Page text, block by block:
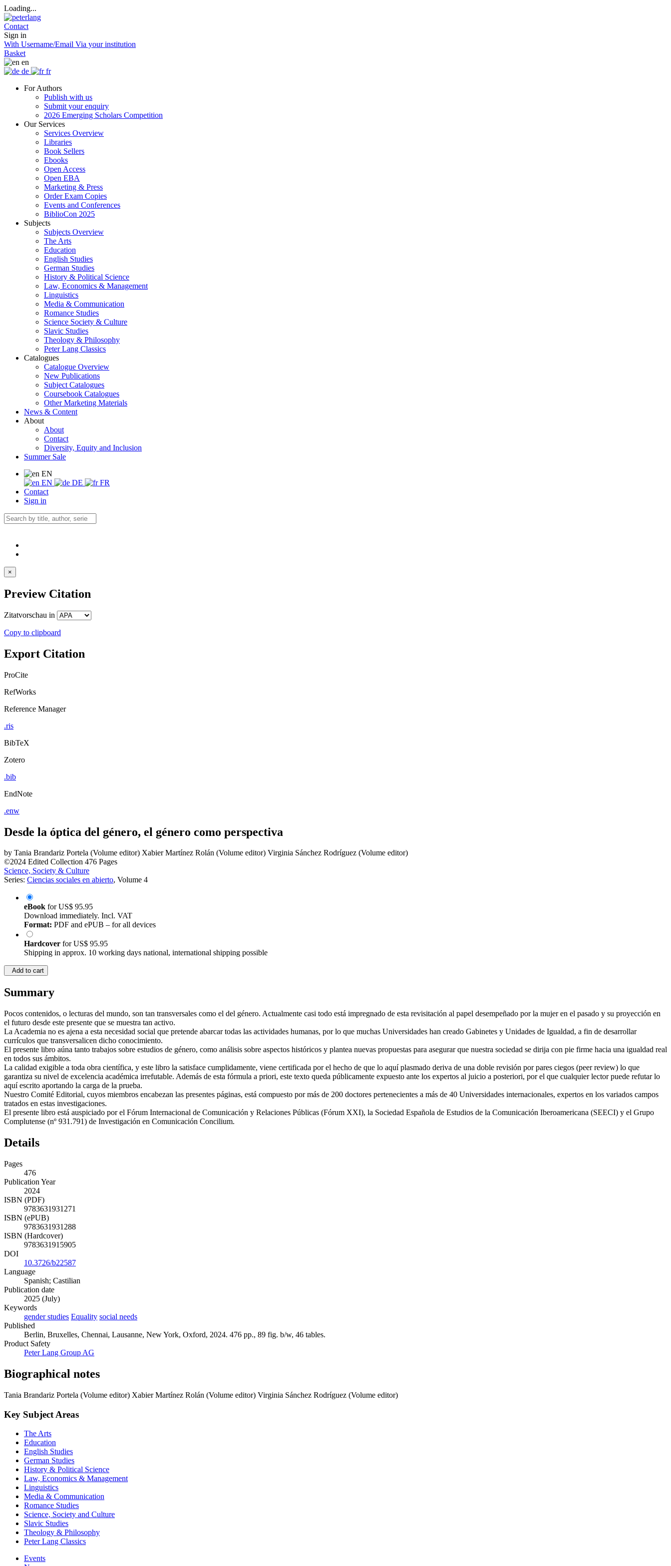
Loading...
Contact
Sign in
With Username/Email Via your institution
Basket
en
de
fr
For Authors
Publish with us
Submit your enquiry
2026 Emerging Scholars Competition
Our Services
Services Overview
Libraries
Book Sellers
Ebooks
Open Access
Open EBA
Marketing & Press
Order Exam Copies
Events and Conferences
BiblioCon 2025
Subjects
Subjects Overview
The Arts
Education
English Studies
German Studies
History & Political Science
Law, Economics & Management
Linguistics
Media & Communication
Romance Studies
Science Society & Culture
Slavic Studies
Theology & Philosophy
Peter Lang Classics
Catalogues
Catalogue Overview
New Publications
Subject Catalogues
Coursebook Catalogues
Other Marketing Materials
News & Content
About
About
Contact
Diversity, Equity and Inclusion
Summer Sale
EN
EN
DE
FR
Contact
Sign in
×
Preview Citation
Zitatvorschau in
Copy to clipboard
Export Citation
ProCite
RefWorks
Reference Manager
.ris
BibTeX
Zotero
.bib
EndNote
.enw
Desde la óptica del género, el género como perspectiva
by Tania Brandariz Portela (Volume editor) Xabier Martínez Rolán (Volume editor) Virginia Sánchez Rodríguez (Volume editor)
©2024 Edited Collection 476 Pages
Science, Society & Culture
Series: Ciencias sociales en abierto, Volume 4
eBook forUS$ 95.95
Download immediately. Incl. VAT
Format: PDF and ePUB – for all devices
Hardcover forUS$ 95.95
Shipping in approx. 10 working days national, international shipping possible
Add to cart
Summary
Pocos contenidos, o lecturas del mundo, son tan transversales como el del género. Actualmente casi todo está impregnado de esta revisitación al papel desempeñado por la mujer en el pasado y su proyección en
el futuro desde este presente que se muestra tan activo.
La Academia no es ajena a esta necesidad social que pretende abarcar todas las actividades humanas, por lo que muchas Universidades han creado Gabinetes y Unidades de Igualdad, a fin de desarrollar
currículos que transversalicen dicho conocimiento.
El presente libro aúna tanto trabajos sobre estudios de género, como análisis sobre aspectos históricos y plantea nuevas propuestas para asegurar que nuestra sociedad se dirija con pie firme hacia una igualdad real
en todos sus ámbitos.
La calidad exigible a toda obra científica, y este libro la satisface cumplidamente, viene certificada por el hecho de que lo aquí plasmado deriva de una doble revisión por pares ciegos (peer review) lo que
garantiza su nivel de excelencia académica irrefutable. Además de esta fórmula a priori, este texto queda públicamente expuesto ante los expertos al juicio a posteriori, por el que cualquier lector puede refutar lo
aquí escrito aportando la carga de la prueba.
Nuestro Comité Editorial, cuyos miembros encabezan las presentes páginas, está compuesto por más de 200 doctores pertenecientes a más de 40 Universidades internacionales, expertos en los variados campos
tratados en estas investigaciones.
El presente libro está auspiciado por el Fórum Internacional de Comunicación y Relaciones Públicas (Fórum XXI), la Sociedad Española de Estudios de la Comunicación Iberoamericana (SEECI) y el Grupo
Complutense (nº 931.791) de Investigación en Comunicación Concilium.
Details
Pages
476
Publication Year
2024
ISBN (PDF)
9783631931271
ISBN (ePUB)
9783631931288
ISBN (Hardcover)
9783631915905
DOI
10.3726/b22587
Language
Spanish; Castilian
Publication date
2025 (July)
Keywords
gender studies Equality social needs
Published
Berlin, Bruxelles, Chennai, Lausanne, New York, Oxford, 2024. 476 pp., 89 fig. b/w, 46 tables.
Product Safety
Peter Lang Group AG
Biographical notes
Tania Brandariz Portela (Volume editor) Xabier Martínez Rolán (Volume editor) Virginia Sánchez Rodríguez (Volume editor)
Key Subject Areas
The Arts
Education
English Studies
German Studies
History & Political Science
Law, Economics & Management
Linguistics
Media & Communication
Romance Studies
Science, Society and Culture
Slavic Studies
Theology & Philosophy
Peter Lang Classics
Events